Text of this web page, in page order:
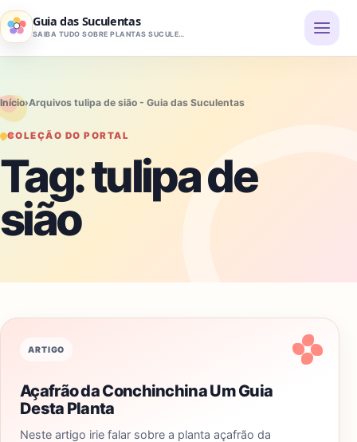
Pular para o conteúdo
Guia das Suculentas
SAIBA TUDO SOBRE PLANTAS SUCULENTAS
Início›Arquivos tulipa de sião - Guia das Suculentas
COLEÇÃO DO PORTAL
Tag:tulipa de
sião
ARTIGO
Açafrão da Conchinchina Um Guia
Desta Planta
Neste artigo irie falar sobre a planta açafrão da